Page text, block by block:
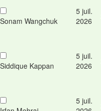
Sonam Wangchuk
5 juil.
2026
Siddique Kappan
5 juil.
2026
5 juil.